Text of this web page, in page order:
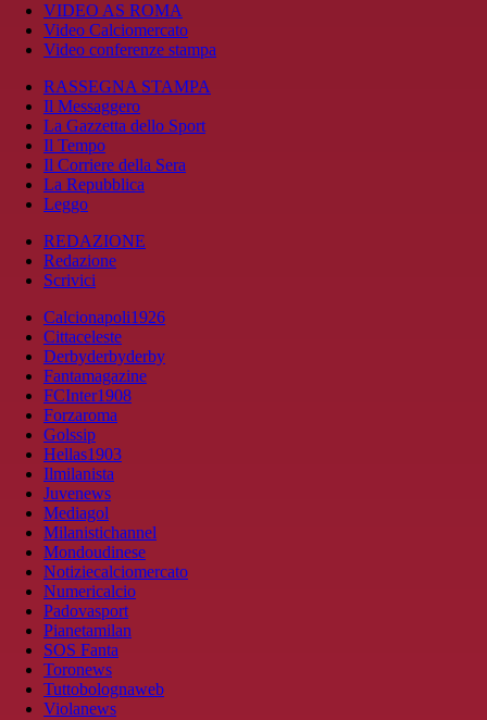
VIDEO AS ROMA
Video Calciomercato
Video conferenze stampa
RASSEGNA STAMPA
Il Messaggero
La Gazzetta dello Sport
Il Tempo
Il Corriere della Sera
La Repubblica
Leggo
REDAZIONE
Redazione
Scrivici
Calcionapoli1926
Cittaceleste
Derbyderbyderby
Fantamagazine
FCInter1908
Forzaroma
Golssip
Hellas1903
Ilmilanista
Juvenews
Mediagol
Milanistichannel
Mondoudinese
Notiziecalciomercato
Numericalcio
Padovasport
Pianetamilan
SOS Fanta
Toronews
Tuttobolognaweb
Violanews